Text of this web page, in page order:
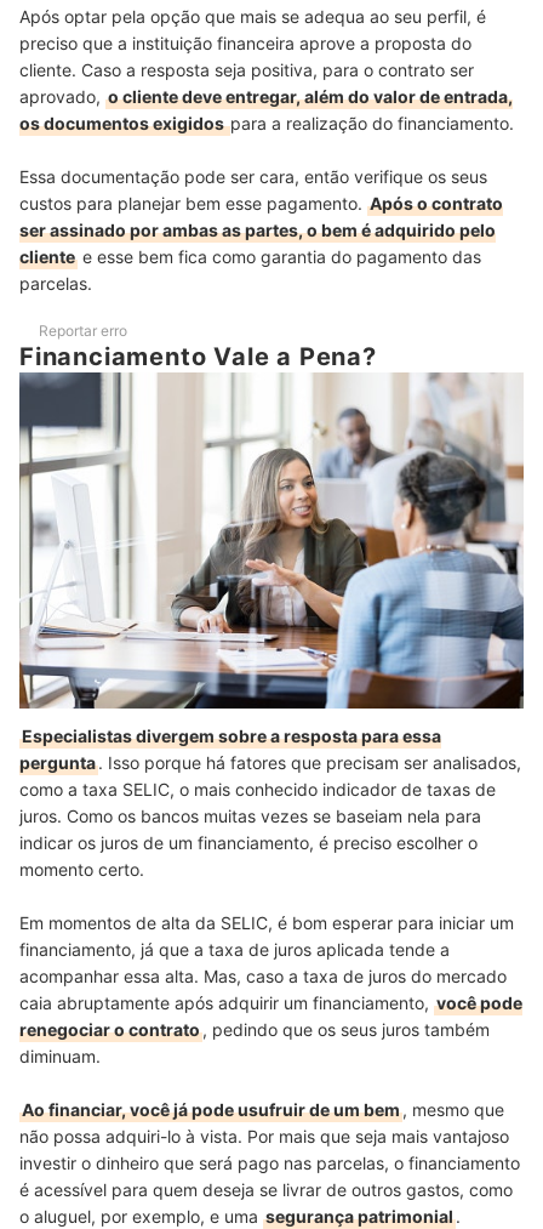
Após optar pela opção que mais se adequa ao seu perfil, é
preciso que a instituição financeira aprove a proposta do
cliente. Caso a resposta seja positiva, para o contrato ser
aprovado, o cliente deve entregar, além do valor de entrada,
os documentos exigidospara a realização do financiamento.
Essa documentação pode ser cara, então verifique os seus
custos para planejar bem esse pagamento. Após o contrato
ser assinado por ambas as partes, o bem é adquirido pelo
cliente e esse bem fica como garantia do pagamento das
parcelas.
Reportar erro
Financiamento Vale a Pena?
Especialistas divergem sobre a resposta para essa
pergunta. Isso porque há fatores que precisam ser analisados,
como a taxa SELIC, o mais conhecido indicador de taxas de
juros. Como os bancos muitas vezes se baseiam nela para
indicar os juros de um financiamento, é preciso escolher o
momento certo.
Em momentos de alta da SELIC, é bom esperar para iniciar um
financiamento, já que a taxa de juros aplicada tende a
acompanhar essa alta. Mas, caso a taxa de juros do mercado
caia abruptamente após adquirir um financiamento, você pode
renegociar o contrato, pedindo que os seus juros também
diminuam.
Ao financiar, você já pode usufruir de um bem, mesmo que
não possa adquiri-lo à vista. Por mais que seja mais vantajoso
investir o dinheiro que será pago nas parcelas, o financiamento
é acessível para quem deseja se livrar de outros gastos, como
o aluguel, por exemplo, e uma segurança patrimonial.